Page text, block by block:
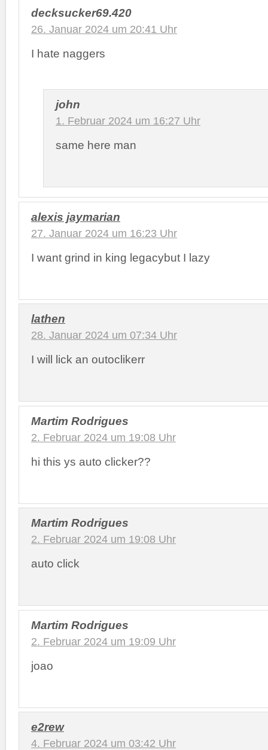
decksucker69.420
26. Januar 2024 um 20:41 Uhr
I hate naggers
john
1. Februar 2024 um 16:27 Uhr
same here man
alexis jaymarian
27. Januar 2024 um 16:23 Uhr
I want grind in king legacybut I lazy
lathen
28. Januar 2024 um 07:34 Uhr
I will lick an outoclikerr
Martim Rodrigues
2. Februar 2024 um 19:08 Uhr
hi this ys auto clicker??
Martim Rodrigues
2. Februar 2024 um 19:08 Uhr
auto click
Martim Rodrigues
2. Februar 2024 um 19:09 Uhr
joao
e2rew
4. Februar 2024 um 03:42 Uhr